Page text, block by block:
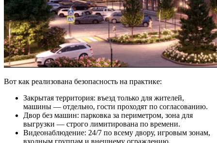
Вот как реализована безопасность на практике:
Закрытая территория: въезд только для жителей,
машины — отдельно, гости проходят по согласованию.
Двор без машин: парковка за периметром, зона для
выгрузки — строго лимитирована по времени.
Видеонаблюдение: 24/7 по всему двору, игровым зонам,
входным группам и внешнему ограждению.